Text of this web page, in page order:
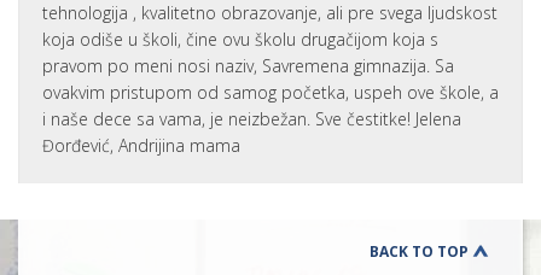
tehnologija , kvalitetno obrazovanje, ali pre svega ljudskost
koja odiše u školi, čine ovu školu drugačijom koja s
pravom po meni nosi naziv, Savremena gimnazija. Sa
ovakvim pristupom od samog početka, uspeh ove škole, a
i naše dece sa vama, je neizbežan. Sve čestitke! Jelena
Đorđević, Andrijina mama
BACK TO TOP